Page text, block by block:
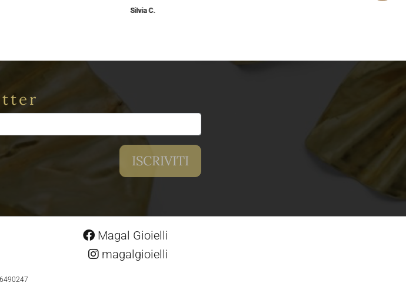
Silvia C.
Magal Gioielli
magalgioielli